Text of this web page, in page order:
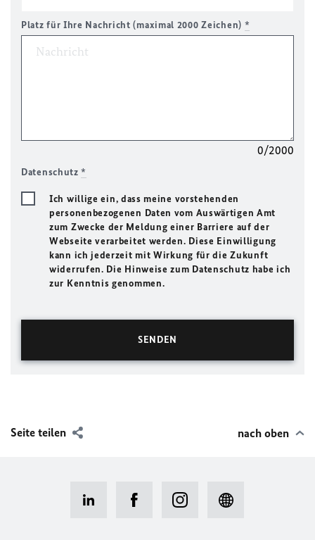
Platz für Ihre Nachricht (maximal 2000 Zeichen) *
0/2000
Datenschutz*
Ich willige ein, dass meine vorstehenden
personenbezogenen Daten vom Auswärtigen Amt
zum Zwecke der Meldung einer Barriere auf der
Webseite verarbeitet werden. Diese Einwilligung
kann ich jederzeit mit Wirkung für die Zukunft
widerrufen. Die Hinweise zum Datenschutz habe ich
zur Kenntnis genommen.
Seite teilen nach oben